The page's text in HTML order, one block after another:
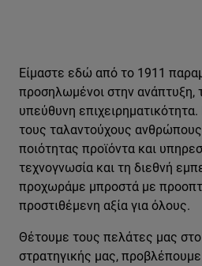
Είμαστε εδώ από το 1911
προσηλωμένοι στην ανάπτυξη,
υπεύθυνη
τους ταλαντούχους
ποιότητας προϊόντα και
τεχνογνωσία και τη διεθνή
προχωράμε μπροστά με
προστιθέμενη αξία για όλους.
Θέτουμε τους πελάτες μας
στρατηγικής μας,